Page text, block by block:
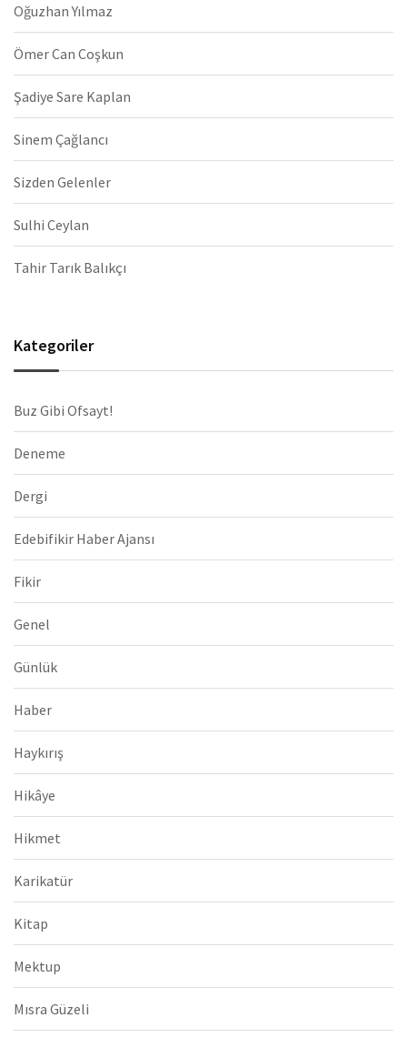
Oğuzhan Yılmaz
Ömer Can Coşkun
Şadiye Sare Kaplan
Sinem Çağlancı
Sizden Gelenler
Sulhi Ceylan
Tahir Tarık Balıkçı
Kategoriler
Buz Gibi Ofsayt!
Deneme
Dergi
Edebifikir Haber Ajansı
Fikir
Genel
Günlük
Haber
Haykırış
Hikâye
Hikmet
Karikatür
Kitap
Mektup
Mısra Güzeli